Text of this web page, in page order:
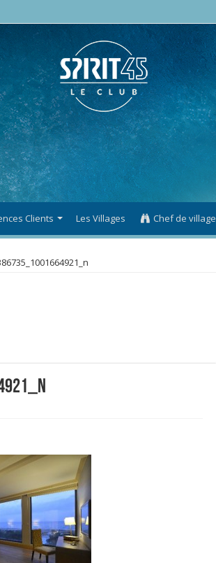
Clients Les Villages Chef de village